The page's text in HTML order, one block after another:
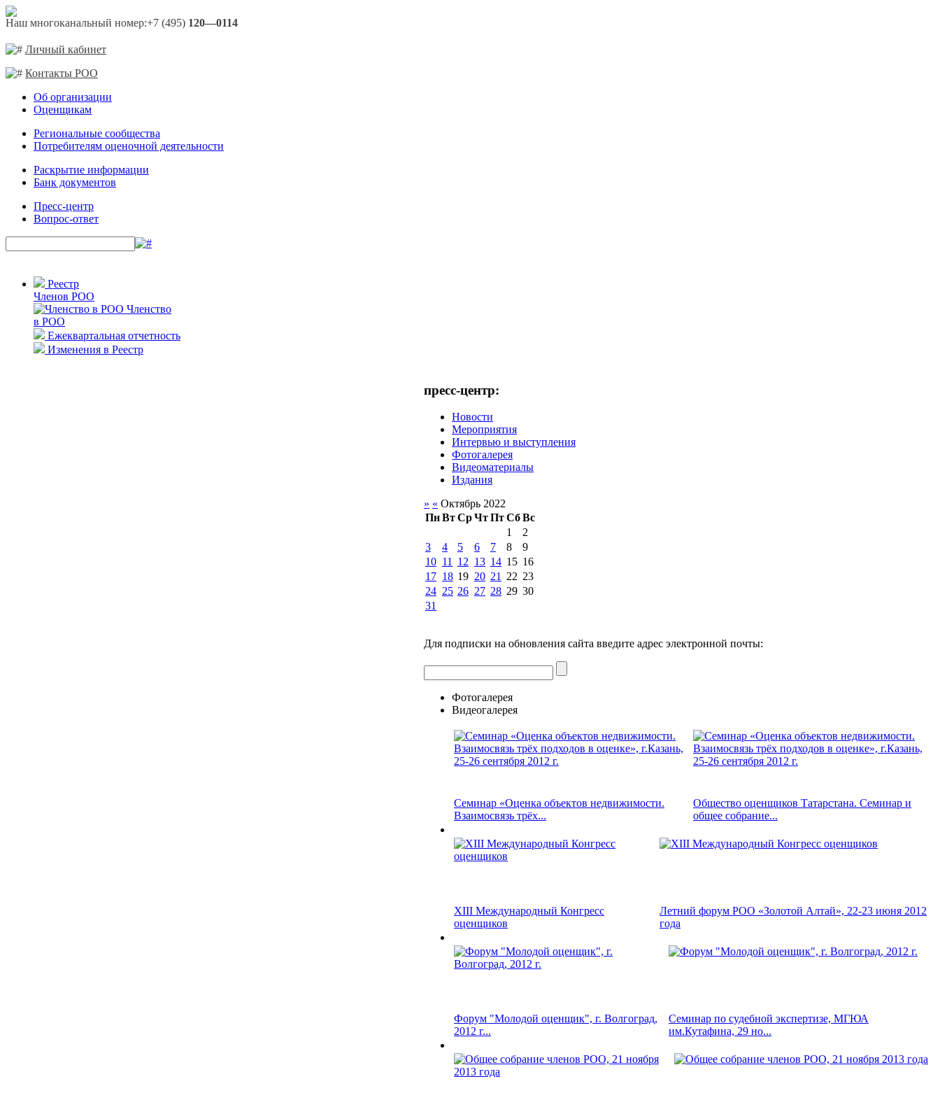
Наш многоканальный номер:+7 (495) 120—0114
Личный кабинет
Контакты РОО
Об организации
Оценщикам
Региональные сообщества
Потребителям оценочной деятельности
Раскрытие информации
Банк документов
Пресс-центр
Вопрос-ответ
Реестр
Членов РОО
Членство
в РОО
Ежеквартальная отчетность
Изменения в Реестр
пресс-центр:
Новости
Мероприятия
Интервью и выступления
Фотогалерея
Видеоматериалы
Издания
» « Октябрь 2022
ПнВтСрЧтПтСбВс
1
2
3
4 5 6 7 8
9
10 11 12 13 14 15 16
17 18 19 20 21 22 23
24 25 26 27 28 29 30
31
Для подписки на обновления сайта введите адрес электронной почты:
Фотогалерея
Видеогалерея
Семинар «Оценка объектов недвижимости.
Взаимосвязь трёх...
Общество оценщиков Татарстана. Семинар и
общее собрание...
XIII Международный Конгресс
оценщиков
Летний форум РОО «Золотой Алтай», 22-23 июня 2012
года
Форум "Молодой оценщик", г. Волгоград,
2012 г...
Семинар по судебной экспертизе, МГЮА
им.Кутафина, 29 но...